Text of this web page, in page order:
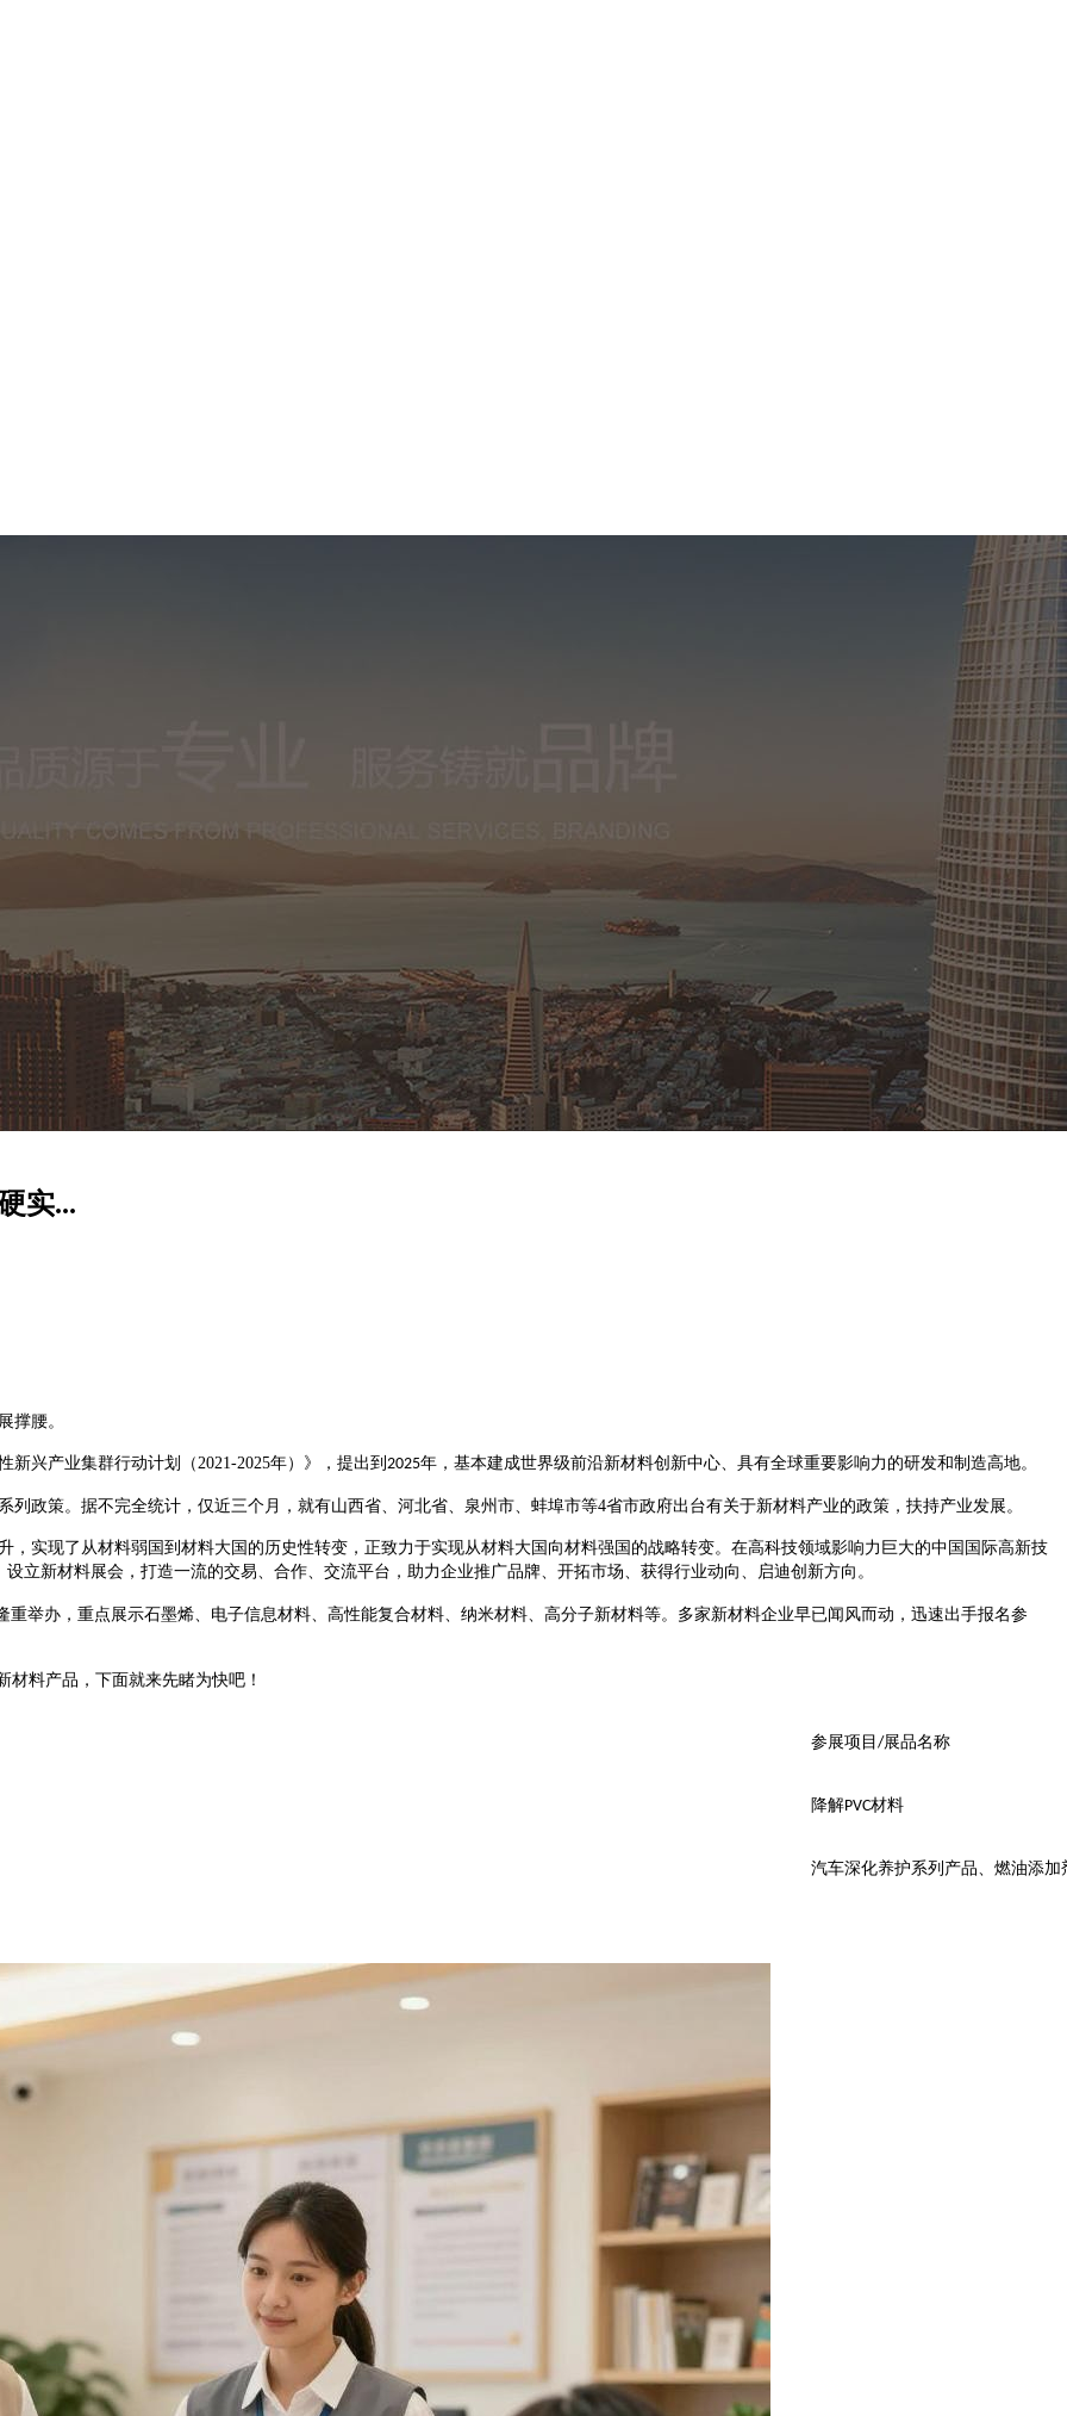
实...
撑腰。
新兴产业集群行动计划（ 2021-2025年）》，提出到 2025年，基本建成世界级前沿新材料创新中心、具有全球重要影响力的研发和制造高地。
政策。据不完全统计，仅近三个月，就有山西省、河北省、泉州市、蚌埠市等4省市政府出台有关于新材料产业的政策，扶持产业发展。
，实现了从材料弱国到材料大国的历史性转变 ， 正致力于实现从材料大国向材料强国的战略转变。在高科技领域影响力巨大的中国国际高新技
立新材料展会，打造一流的交易、合作、交流平台，助力企业推广品牌、开拓市场、获得行业动向、启迪创新方向。
重举办，重点展示石墨烯、 电子信息材料、高性能复合材料、纳米材料、高分子新材料等。多家新材料企业早已闻风而动，迅速出手报名参
材料产品，下面就来先睹为快吧！
参展项目 /展品名称
降解PVC材料
汽车深化养护系列产品、燃油添